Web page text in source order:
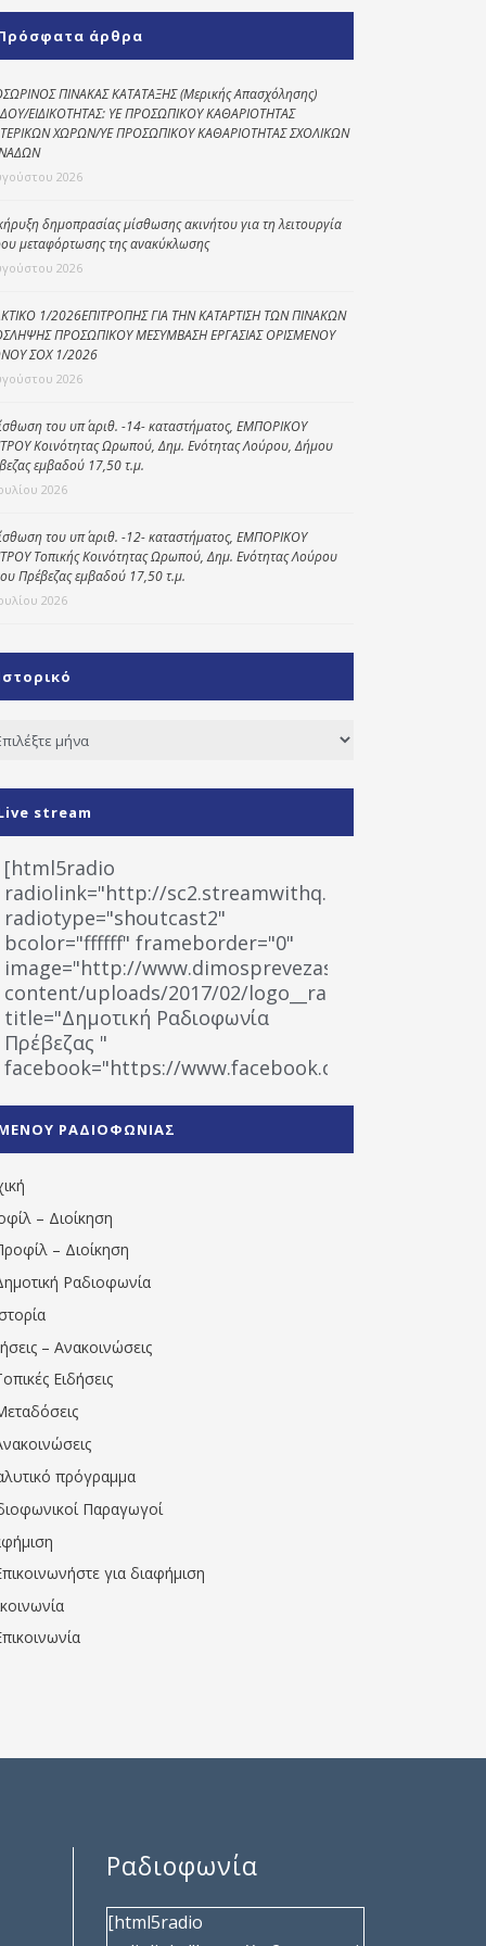
Κοινωνικό
παντοπωλείο
Kοινωνικό
φαρμακείο
Πρόγραμμα
“Βοήθεια στο σπίτι”
Φροντίδας
Ηλικιωμένων
(Κ.Η.Φ.Η.) Πρέβεζας
άρθρα
ΠΙΝΑΚΑΣ ΚΑΤΑΤΑΞΗΣ (Μερικής Απασχόλησης)
ΕΙΔΙΚΟΤΗΤΑΣ: ΥΕ ΠΡΟΣΩΠΙΚΟΥ ΚΑΘΑΡΙΟΤΗΤΑΣ
ΧΩΡΩΝ/ΥΕ ΠΡΟΣΩΠΙΚΟΥ ΚΑΘΑΡΙΟΤΗΤΑΣ ΣΧΟΛΙΚΩΝ
2026
δημοπρασίας μίσθωσης ακινήτου για τη λειτουργία
μεταφόρτωσης της ανακύκλωσης
2026
1/2026ΕΠΙΤΡΟΠΗΣ ΓΙΑ ΤΗΝ ΚΑΤΑΡΤΙΣΗ ΤΩΝ ΠΙΝΑΚΩΝ
ΠΡΟΣΩΠΙΚΟΥ ΜΕΣΥΜΒΑΣΗ ΕΡΓΑΣΙΑΣ ΟΡΙΣΜΕΝΟΥ
ΣΟΧ 1/2026
2026
του υπ΄ αριθ. -14- καταστήματος, ΕΜΠΟΡΙΚΟΥ
Κοινότητας Ωρωπού, Δημ. Ενότητας Λούρου, Δήμου
εμβαδού 17,50 τ.μ.
2026
του υπ΄ αριθ. -12- καταστήματος, ΕΜΠΟΡΙΚΟΥ
Τοπικής Κοινότητας Ωρωπού, Δημ. Ενότητας Λούρου
Πρέβεζας εμβαδού 17,50 τ.μ.
2026
stream
[html5radio
radiolink="http://sc2.streamwithq.com:8028/
radiotype="shoutcast2"
bcolor="ffffff" frameborder="0"
image="http://www.dimosprevezas.gr/wp-
content/uploads/2017/02/logo__radiofonias.jpg"
title="Δημοτική Ραδιοφωνία
Πρέβεζας "
facebook="https://www.facebook.com/
1531194763766854/" artist="" ]
ΡΑΔΙΟΦΩΝΙΑΣ
– Διοίκηση
– Διοίκηση
Ραδιοφωνία
– Ανακοινώσεις
Ειδήσεις
πρόγραμμα
Παραγωγοί
για διαφήμιση
Ραδιοφωνία
[html5radio